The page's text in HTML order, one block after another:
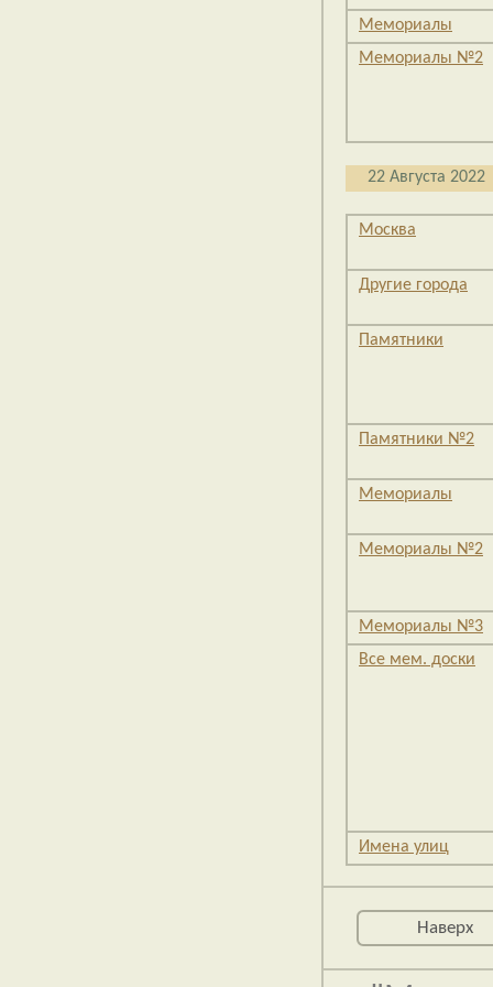
Мемориалы
Мемориалы №2
22 Августа 2022
Москва
Другие города
Памятники
Памятники №2
Мемориалы
Мемориалы №2
Мемориалы №3
Все мем. доски
Имена улиц